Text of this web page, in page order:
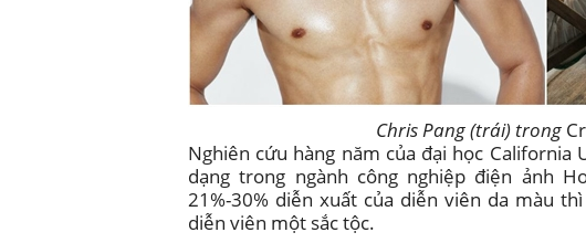
Chris Pang (trái) trong
Nghiên cứu hàng năm của đại học California
dạng trong ngành công nghiệp điện ảnh
21%-30% diễn xuất của diễn viên da màu
diễn viên một sắc tộc.